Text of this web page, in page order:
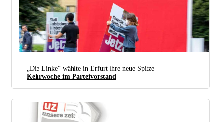
Ob in München oder wie hier in Garmisch sagten SDAJ und DKP „den G7 den Kampf an“. (Foto:
DKP München)
Die Partei „Die Linke“ hat auf ihrem Parteitag aufgeräumt. Ohne Kritiker in den eigenen Reihen
will der neue Parteivorstand endlich „regierungsfähig“ werden. (Foto: Martin Heinlein/Die
„Die Linke“ wählte in Erfurt ihre neue Spitze
Kehrwoche im Parteivorstand